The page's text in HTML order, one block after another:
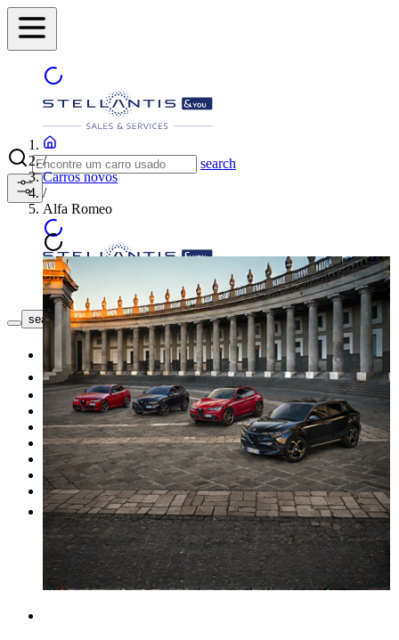
search
search button - icon Encontre o seu Concessionário
Usado
As nossas Promoções
As nossas marcas
Oficina
Peças
Alugue um carro
Venda o seu carro
Outros
/
Carros novos
/
Alfa Romeo